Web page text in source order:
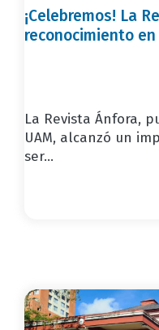
¡Celebremos! La
reconocimiento
La Revista Ánfora,
UAM, alcanzó un
ser...